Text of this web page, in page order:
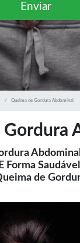
Enviar
Queima de Gordura Abdominal
Forma
de